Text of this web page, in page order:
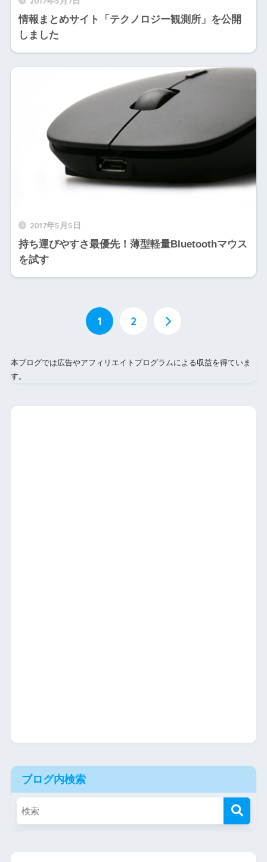
情報まとめサイト「テクノロジー観測所」を公開
しました
2017年5月5日
持ち運びやすさ最優先！薄型軽量Bluetoothマウス
を試す
1 2
本ブログでは広告やアフィリエイトプログラムによる収益を得ていま
す。
ブログ内検索